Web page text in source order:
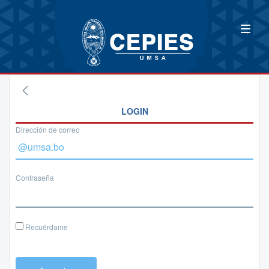
LOGIN
Dirección de correo
Contraseña
Recuérdame